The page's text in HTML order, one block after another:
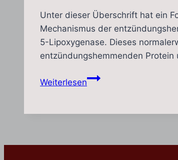
Unter dieser Überschrift hat ein
Mechanismus der
5-Lipoxygenase. Dieses
entzündungshemmenden
WeiterlesenWeihrauch